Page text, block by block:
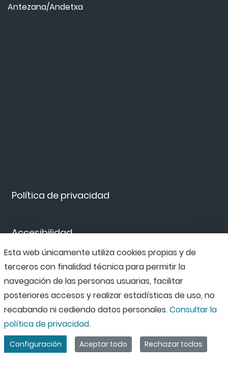
Política de privacidad
Accesibilidad
Canal de denuncias
Antezana/Andetxa
Esta web únicamente utiliza cookies propias y de
terceros con finalidad técnica para permitir la
navegación de las personas usuarias, facilitar
posteriores accesos y realizar estadísticas de uso, no
recabando ni cediendo datos personales.Consultar la
política de privacidad.
Configuración Aceptar todo Rechazar todas